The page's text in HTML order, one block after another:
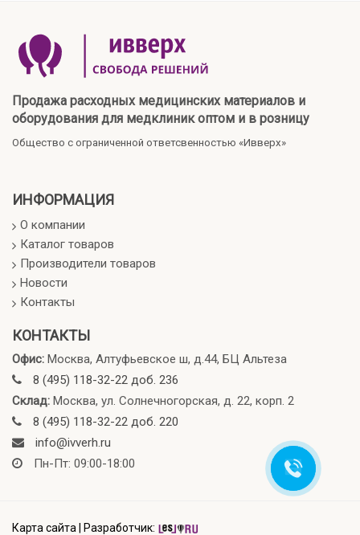
Продажа расходных медицинских материалов и
оборудования для медклиник оптом и в розницу
Общество с ограниченной ответсвенностью «Ивверх»
ИНФОРМАЦИЯ
О компании
Каталог товаров
Производители товаров
Новости
Контакты
КОНТАКТЫ
Офис: Москва, Алтуфьевское ш, д.44, БЦ Альтеза
8 (495) 118-32-22 доб. 236
Склад: Москва, ул. Солнечногорская, д. 22, корп. 2
8 (495) 118-32-22 доб. 220
info@ivverh.ru
Пн-Пт: 09:00-18:00
Карта сайта Разработчик: